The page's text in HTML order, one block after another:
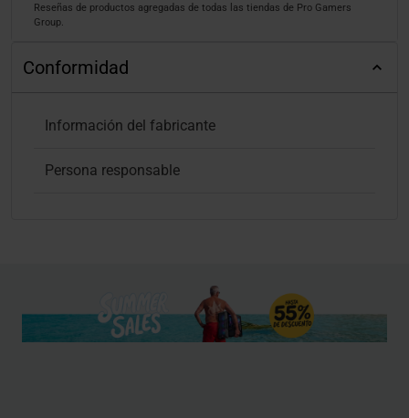
Reseñas de productos agregadas de todas las tiendas de Pro Gamers
Group.
Conformidad
Información del fabricante
Persona responsable